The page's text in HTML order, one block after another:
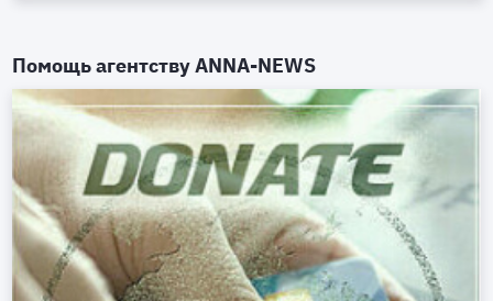
Помощь агентствуANNA-NEWS